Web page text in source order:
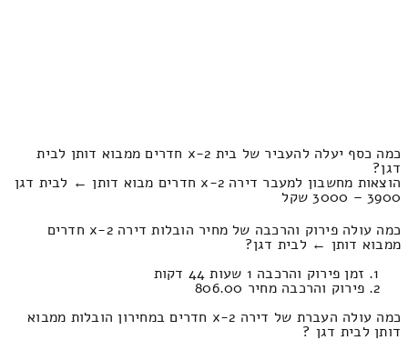
כמה כסף יעלה להעביר של בית 2-x חדרים ממבוא דותן לבית
דגן?
הוצאות מחשבון למעבר דירה 2-x חדרים מבוא דותן ← לבית דגן
3900 – 3000 שקל
כמה עולה פירוק והרכבה של מחיר הובלות דירה 2-x חדרים
ממבוא דותן ← לבית דגן?
זמן פירוק והרכבה 1 שעות 44 דקות
פירוק והרכבה מחיר 806.00
כמה עולה העברת של דירה 2-x חדרים במחירון הובלות ממבוא
דותן לבית דגן ?